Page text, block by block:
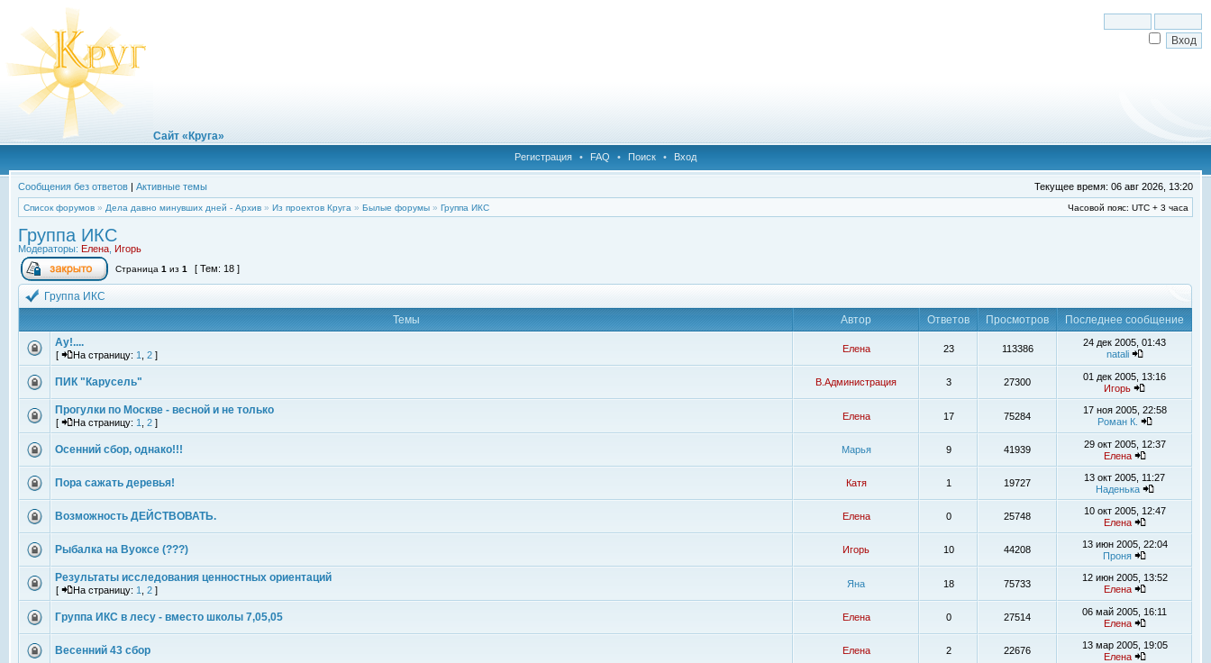
Сайт «Круга»
Регистрация • FAQ • Поиск • Вход
Сообщения без ответов | Активные темы Текущее время: 06 авг 2026, 13:20
Список форумов » Дела давно минувших дней - Архив » Из проектов Круга » Былые форумы » Группа ИКС Часовой пояс: UTC + 3 часа
Группа ИКС
Модераторы: Елена Игорь
Страница 1 из 1 [ Тем: 18 ]
Группа ИКС
Темы
Автор Ответов Просмотров
Последнее сообщение
Ау!....
[ На страницу: 1 2 ]
Елена 23 113386
24 дек 2005, 01:43
natali
ПИК "Карусель" В.Администрация 3 27300
01 дек 2005, 13:16
Игорь
Прогулки по Москве - весной и не только
[ На страницу: 1 2 ]
Елена 17 75284
17 ноя 2005, 22:58
Роман К.
Осенний сбор, однако!!! Марья 9 41939
29 окт 2005, 12:37
Елена
Пора сажать деревья! Катя 1 19727
13 окт 2005, 11:27
Наденька
Возможность ДЕЙСТВОВАТЬ. Елена 0 25748
10 окт 2005, 12:47
Елена
Рыбалка на Вуоксе (???) Игорь 10 44208
13 июн 2005, 22:04
Проня
Результаты исследования ценностных ориентаций
[ На страницу: 1 2 ]
Яна 18 75733
12 июн 2005, 13:52
Елена
Группа ИКС в лесу - вместо школы 7,05,05 Елена 0 27514
06 май 2005, 16:11
Елена
Весенний 43 сбор Елена 2 22676
13 мар 2005, 19:05
Елена